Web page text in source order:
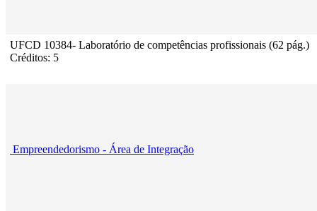
UFCD 10384- Laboratório de competências profissionais (62 pág.)
Créditos: 5
Empreendedorismo - Área de Integração